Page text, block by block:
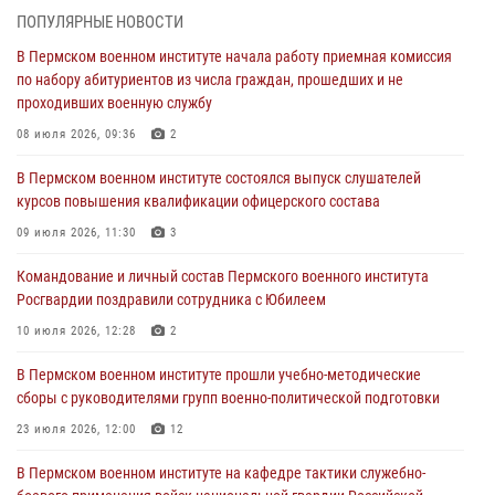
Федерации проводится выставка, посвящённая войскам
правопорядка
10 июля 2026, 14:30 8
Командование и личный состав Пермского военного института
10 июля 2026, 12:28 2
В Пермском военном институте состоялся выпуск слушателей
09 июля 2026, 11:30 3
В Пермском военном институте начала работу приемная комиссия
проходивших военную службу
08 июля 2026, 09:36 2
чемпионате войск национальной гвардии Российской Федерации по
ПОПУЛЯРНЫЕ НОВОСТИ
В Пермском военном институте начала работу приемная комиссия
по набору абитуриентов из числа граждан, прошедших и не
проходивших военную службу
08 июля 2026, 09:36 2
В Пермском военном институте состоялся выпуск слушателей
курсов повышения квалификации офицерского состава
09 июля 2026, 11:30 3
Командование и личный состав Пермского военного института
Росгвардии поздравили сотрудника с Юбилеем
10 июля 2026, 12:28 2
В Пермском военном институте прошли учебно-методические
сборы с руководителями групп военно-политической подготовки
23 июля 2026, 12:00 12
В Пермском военном институте на кафедре тактики служебно-